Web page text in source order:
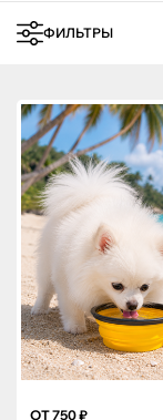
ФИЛЬТРЫ
ОТ 750 ₽